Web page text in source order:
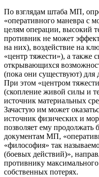
По взглядам штаба МП,
«оперативного маневра с
целям операции, высокий
противник не может
на них), воздействие на
«центр тяжести»), а также
открывающихся
(пока они существуют)
При этом «центром
(скопление живой силы и
источник материальных
Зачастую им может
источник физических и
позволяет ему продолжать
документам МП,
«философия» так
(боевых действий)»,
противнику
собственных потерях.